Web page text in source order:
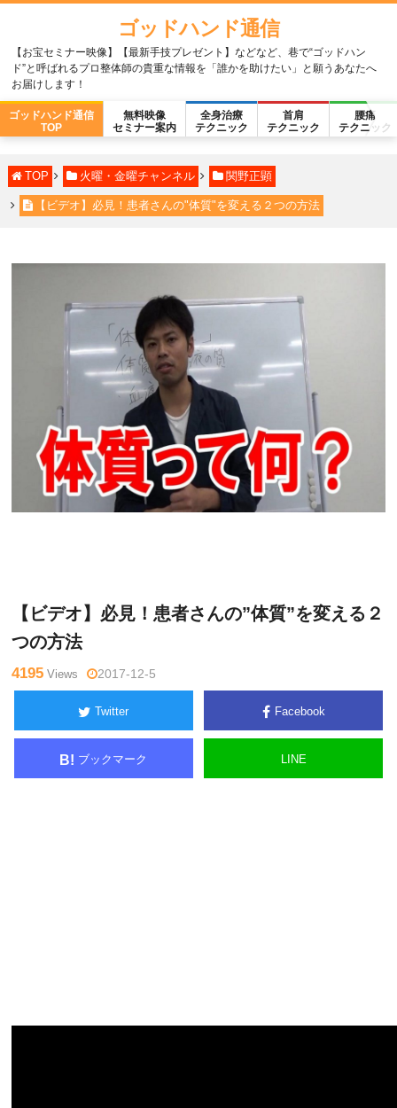
ゴッドハンド通信
【お宝セミナー映像】【最新手技プレゼント】などなど、巷で“ゴッドハン
ド”と呼ばれるプロ整体師の貴重な情報を「誰かを助けたい」と願うあなたへ
お届けします！
ゴッドハンド通信
TOP
無料映像
セミナー案内
全身治療
テクニック
首肩
テクニック
腰痛
テクニック
TOP 火曜・金曜チャンネル 関野正顕
【ビデオ】必見！患者さんの"体質"を変える２つの方法
【ビデオ】必見！患者さんの”体質”を変える２
つの方法
4195 Views 2017-12-5
Twitter Facebook
B! ブックマーク LINE